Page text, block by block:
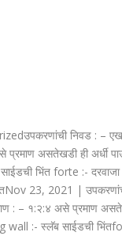
निवड : –
असतेखडी ही अर्धी
भिंत forte :-
23, 2021 |
: – १:२:४ असे प्रमाण
wall :- स्लॅब साईडची